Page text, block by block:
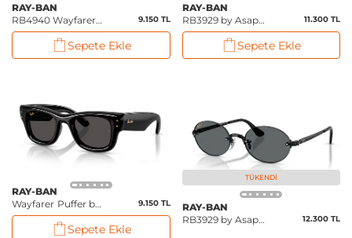
RAY-BAN
RB4940 Wayfarer
Puffer by Asap
9.150 TL
Sepete Ekle
RAY-BAN
RB3929 by Asap
Rocky
11.300 TL
Sepete Ekle
RAY-BAN
Wayfarer Puffer by
Asap Rocky
9.150 TL
Sepete Ekle
TÜKENDI
RAY-BAN
RB3929 by Asap
12.300 TL